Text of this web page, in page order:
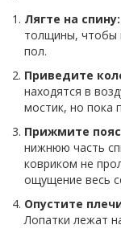
Лягте на спину:
толщины, чтобы
пол.
Приведите
находятся в
мостик, но пока
Прижмите
нижнюю часть
ковриком не
ощущение весь
Опустите
Лопатки лежат